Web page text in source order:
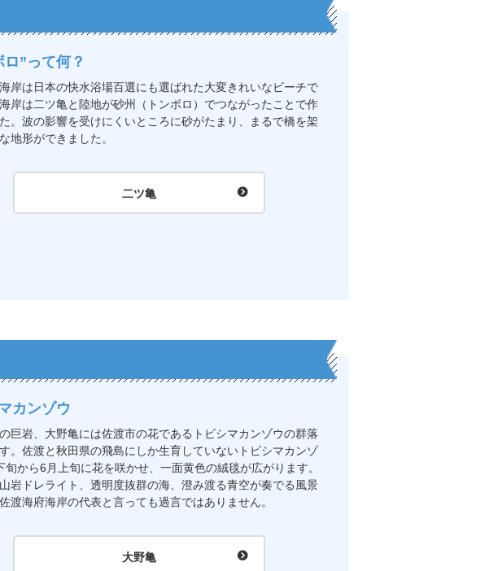
ロ”って何？
岸は日本の快水浴場百選にも選ばれた大変きれいなビーチで
岸は二ツ亀と陸地が砂州（トンボロ）でつながったことで作
。波の影響を受けにくいところに砂がたまり、まるで橋を架
地形ができました。
二ツ亀
カンゾウ
巨岩、大野亀には佐渡市の花であるトビシマカンゾウの群落
。佐渡と秋田県の飛島にしか生育していないトビシマカンゾ
旬から6月上旬に花を咲かせ、一面黄色の絨毯が広がります。
岩ドレライト、透明度抜群の海、澄み渡る青空が奏でる風景
渡海府海岸の代表と言っても過言ではありません。
大野亀